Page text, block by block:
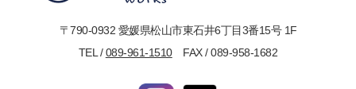
〒790-0932 愛媛県松山市東石井6丁目3番15号 1F
TEL /089-961-1510FAX / 089-958-1682